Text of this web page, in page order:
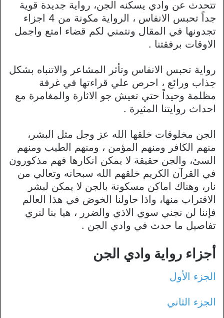
تتحدث عن وادي يسكنه الجن، رواية جديدة قوية
جداً تحبس الانفاس ، الرواية مكونة من 4 اجزاء
تجدونها في المقال ونتمني لكم قضاء امتع واجمل
الاوقات برفقتنا .
رواية تحبس الانفاس وتأثر المشاعر والاتنباه بشكل
جذاب ورائع ، احرص علي قراءتها في غرفة
مظلمة وحيداً حتي تعيش جو الاثارة والمغامرة مع
احداث روايتنا المثيرة .
الجن مخلوقات خلقها الله عز وجل مثل البشر،
منهم الكافر ومنهم المؤمن ، ومنهم الطيب ومنهم
السئ، والجن حقيقة لا يمكن انكارها فهم مذكورون
في القرآن الكريم خلقهم الله سبحانه وتعالي من
نار، وهناك اماكن مسكونة بالجن لا يمكن لبشر
الاقتراب منها، واذا حاولنا الخوض في هذا العالم
فإننا لن نجني سوي الاذي والضرر ، هيا بنا لنري
تفاصيل ما حدث في وادي الجن .
أجزاء رواية وادي الجن
الجزء الأول
الجزء الثاني